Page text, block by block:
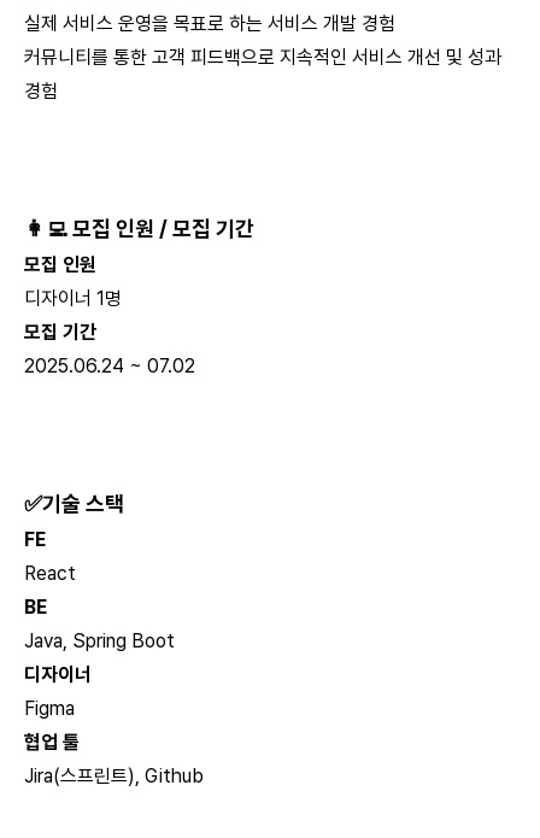
실제 서비스 운영을 목표로 하는 서비스 개발 경험
커뮤니티를 통한 고객 피드백으로 지속적인 서비스 개선 및 성과
경험
👩‍💻 모집 인원 / 모집 기간
모집 인원
디자이너 1명
모집 기간
2025.06.24 ~ 07.02
✅기술 스택
FE
React
BE
Java, Spring Boot
디자이너
Figma
협업 툴
Jira(스프린트), Github